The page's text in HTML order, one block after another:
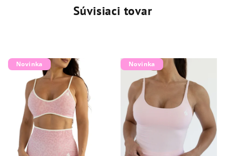
Súvisiaci tovar
Novinka Novinka